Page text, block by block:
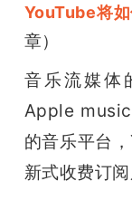
YouTube将
章）
音乐流媒体
Apple
的音乐平台
新式收费订阅